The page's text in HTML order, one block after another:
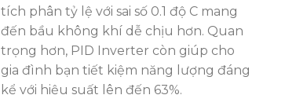
tích phân tỷ lệ với sai số 0.1 độ C mang
đến bầu không khí dễ chịu hơn. Quan
trọng hơn, PID Inverter còn giúp cho
gia đình bạn tiết kiệm năng lượng đáng
kể với hiệu suất lên đến 63%.